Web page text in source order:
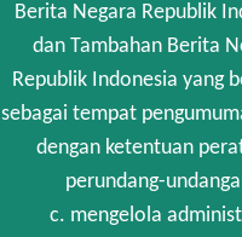
Berita Negara Republik
dan Tambahan Berita
Republik Indonesia yang
sebagai tempat
dengan ketentuan
perundang-
c. mengelola